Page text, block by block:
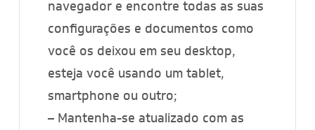
navegador e encontre todas as suas
configurações e documentos como
você os deixou em seu desktop,
esteja você usando um tablet,
smartphone ou outro;
– Mantenha-se atualizado com as